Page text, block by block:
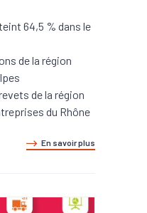
64,5 % dans le
de la région
de la région
du Rhône
En savoir plus